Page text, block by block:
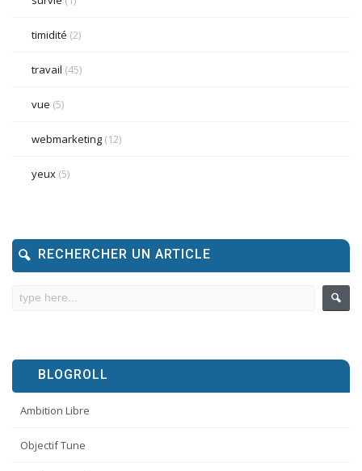
timidité (2)
travail (45)
vue (5)
webmarketing (12)
yeux (5)
RECHERCHER UN ARTICLE
BLOGROLL
Ambition Libre
Objectif Tune